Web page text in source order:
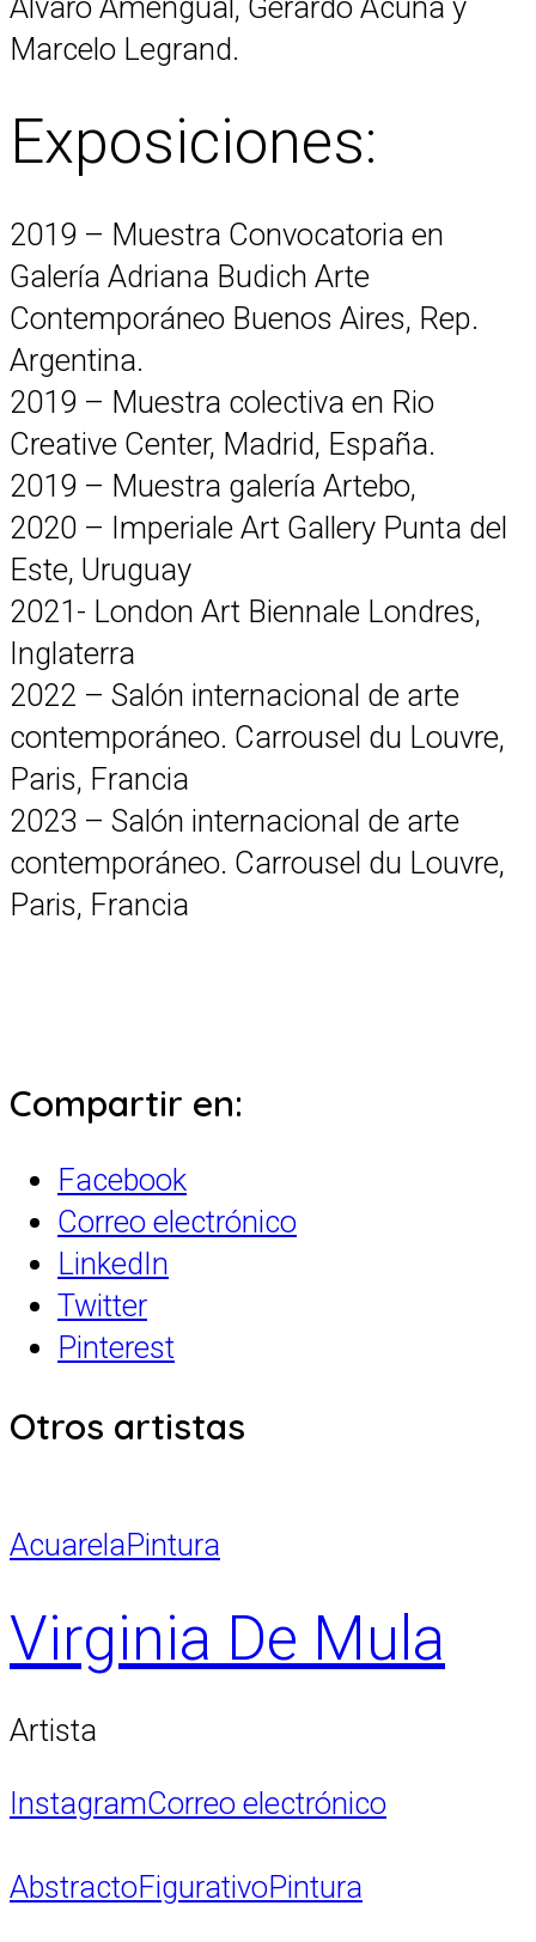
Marcelo Legrand.
Exposiciones:
2019 – Muestra Convocatoria en
Galería Adriana Budich Arte
Contemporáneo Buenos Aires, Rep.
Argentina.
2019 – Muestra colectiva en Rio
Creative Center, Madrid, España.
2019 – Muestra galería Artebo,
2020 – Imperiale Art Gallery Punta del
Este, Uruguay
2021- London Art Biennale Londres,
Inglaterra
2022 – Salón internacional de arte
contemporáneo. Carrousel du Louvre,
Paris, Francia
2023 – Salón internacional de arte
contemporáneo. Carrousel du Louvre,
Paris, Francia
Compartir en:
Facebook
Correo electrónico
LinkedIn
Twitter
Pinterest
Otros artistas
AcuarelaPintura
Virginia De Mula
Artista
InstagramCorreo electrónico
AbstractoFigurativoPintura